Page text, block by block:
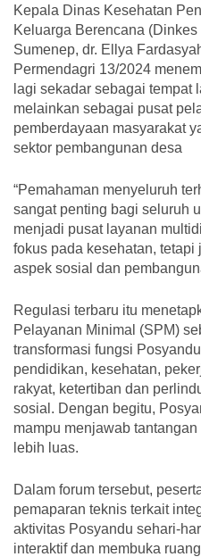
Kepala Dinas Kesehatan
Keluarga Berencana
Sumenep, dr. Ellya
Permendagri 13/2024
lagi sekadar sebagai tempat
melainkan sebagai pusat
pemberdayaan masyarakat
sektor pembangunan desa
“Pemahaman menyeluruh
sangat penting bagi seluruh
menjadi pusat layanan
fokus pada kesehatan,
aspek sosial dan
Regulasi terbaru itu
Pelayanan Minimal (SPM)
transformasi fungsi
pendidikan, kesehatan,
rakyat, ketertiban dan
sosial. Dengan begitu,
mampu menjawab
lebih luas.
Dalam forum tersebut,
pemaparan teknis terkait
aktivitas Posyandu sehari-
interaktif dan membuka